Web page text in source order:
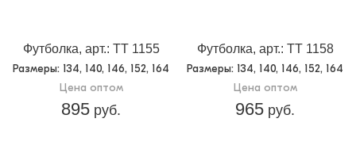
Футболка, арт.: TT 1155
Размеры: 134, 140, 146, 152, 164
Цена оптом
895 руб.
Футболка, арт.: TT 1158
Размеры: 134, 140, 146, 152, 164
Цена оптом
965 руб.